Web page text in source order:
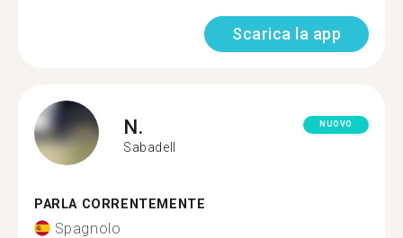
Scarica la app
N.
Sabadell
NUOVO
PARLA CORRENTEMENTE
Spagnolo